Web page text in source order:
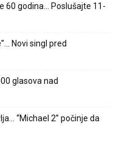
60 godina… Poslušajte 11-
Novi singl pred
glasova nad
“Michael 2” počinje da